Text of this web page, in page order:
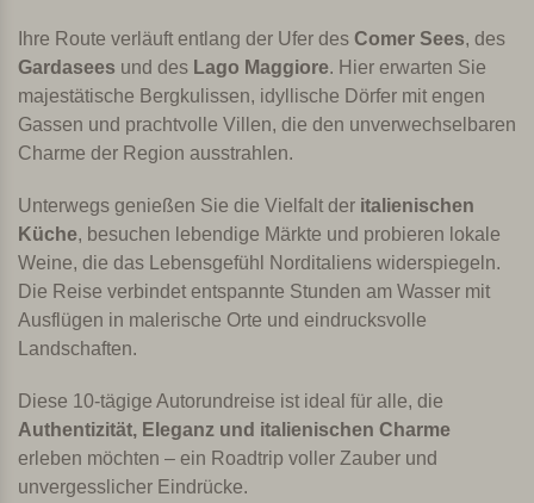
Ihre Route verläuft entlang der Ufer des Comer Sees, des
Gardasees und des Lago Maggiore. Hier erwarten Sie
majestätische Bergkulissen, idyllische Dörfer mit engen
Gassen und prachtvolle Villen, die den unverwechselbaren
Charme der Region ausstrahlen.
Unterwegs genießen Sie die Vielfalt der italienischen
Küche, besuchen lebendige Märkte und probieren lokale
Weine, die das Lebensgefühl Norditaliens widerspiegeln.
Die Reise verbindet entspannte Stunden am Wasser mit
Ausflügen in malerische Orte und eindrucksvolle
Landschaften.
Diese 10-tägige Autorundreise ist ideal für alle, die
Authentizität, Eleganz und italienischen Charme
erleben möchten – ein Roadtrip voller Zauber und
unvergesslicher Eindrücke.